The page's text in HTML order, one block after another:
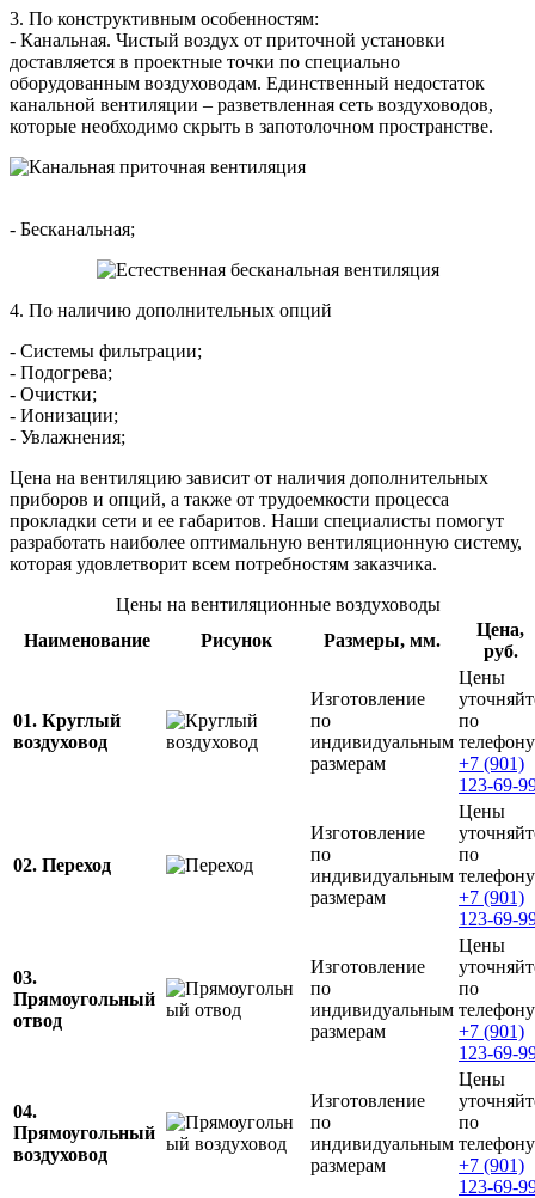
3. По конструктивным особенностям:
- Канальная. Чистый воздух от приточной установки
доставляется в проектные точки по специально
оборудованным воздуховодам. Единственный недостаток
канальной вентиляции – разветвленная сеть воздуховодов,
которые необходимо скрыть в запотолочном пространстве.
- Бесканальная;
4. По наличию дополнительных опций
- Системы фильтрации;
- Подогрева;
- Очистки;
- Ионизации;
- Увлажнения;
Цена на вентиляцию зависит от наличия дополнительных
приборов и опций, а также от трудоемкости процесса
прокладки сети и ее габаритов. Наши специалисты помогут
разработать наиболее оптимальную вентиляционную систему,
которая удовлетворит всем потребностям заказчика.
Цены на вентиляционные воздуховоды
Наименование
Рисунок Размеры, мм.
Цена,
руб.
01. Круглый
воздуховод
Изготовление
по
индивидуальным
размерам
Цены
по
+7 (901)
123-69-
02. Переход
Изготовление
по
индивидуальным
размерам
Цены
по
+7 (901)
123-69-
03.
Прямоугольный
отвод
Изготовление
по
индивидуальным
размерам
Цены
по
+7 (901)
123-69-
04.
Прямоугольный
воздуховод
Изготовление
по
индивидуальным
размерам
Цены
по
+7 (901)
123-69-